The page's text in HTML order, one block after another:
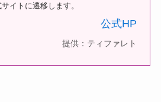
イトに遷移します。
公式HP
提供：ティファレト